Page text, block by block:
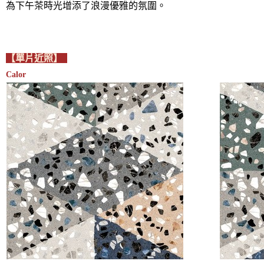
為下午茶時光增添了浪漫優雅的氛圍。
【單片近照】
Calor